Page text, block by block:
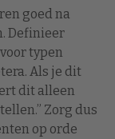
goed na
Definieer
typen
Als je dit
dit alleen
Zorg dus
op orde